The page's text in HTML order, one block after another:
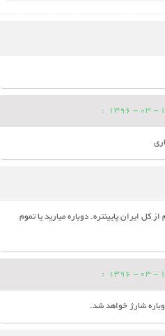
13
:
کل ایران پایینتره. دوباره میارید یا تموم
15
:
شارژ خواهد شد.